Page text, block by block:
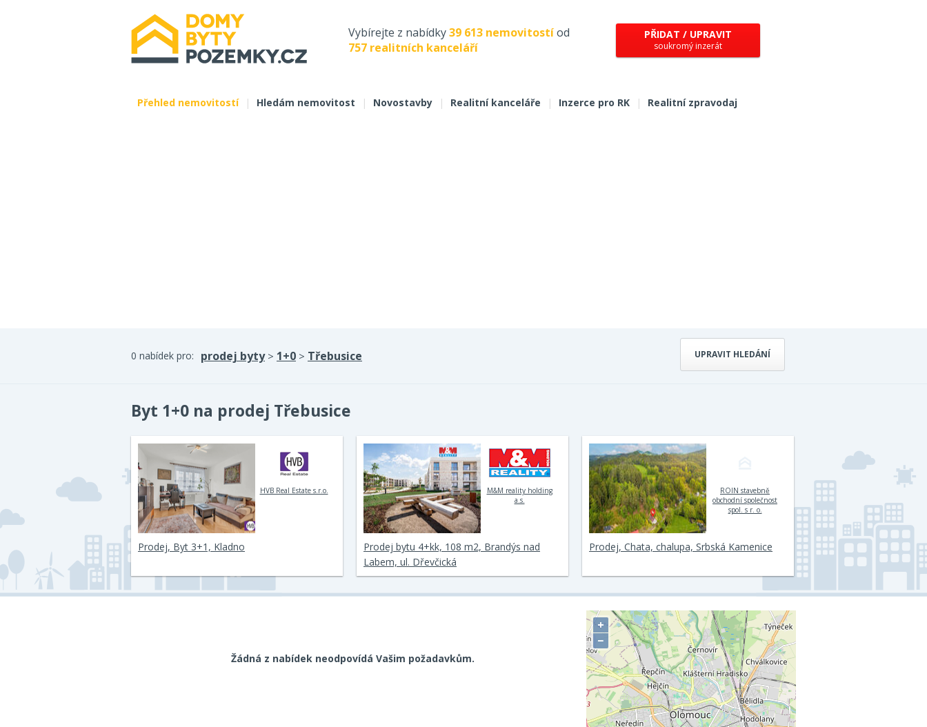
Vybírejte z nabídky39 613 nemovitostíod
757 realitních kanceláří
PŘIDAT / UPRAVIT
soukromý inzerát
Přehled nemovitostí | Hledám nemovitost | Novostavby | Realitní kanceláře | Inzerce pro RK | Realitní zpravodaj
UPRAVIT HLEDÁNÍ
0 nabídek pro: prodej byty> 1+0 > Třebusice
Byt 1+0 na prodej Třebusice
HVB Real Estate s.r.o.
Prodej, Byt 3+1, Kladno
M&M reality holding
a.s.
Prodej bytu 4+kk, 108 m2, Brandýs nad
Labem, ul. Dřevčická
ROIN stavebně
obchodní společnost
spol. s r. o.
Prodej, Chata, chalupa, Srbská Kamenice
Žádná z nabídek neodpovídá Vašim požadavkům.
+
−